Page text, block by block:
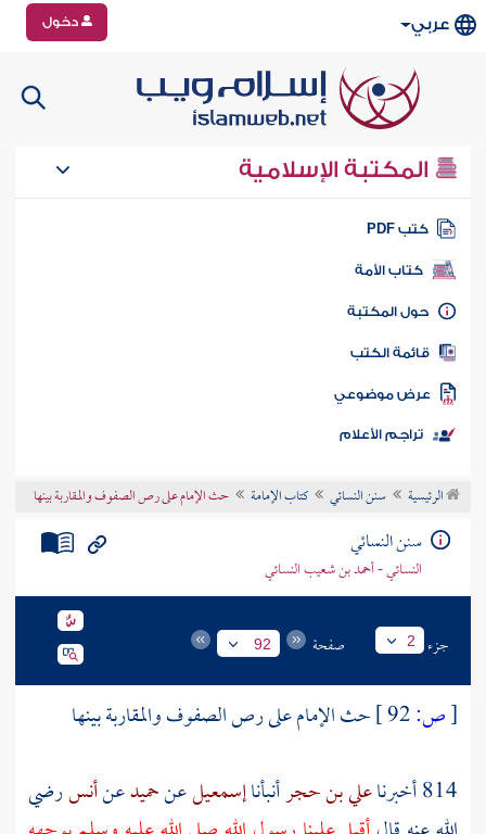
عربي دخول
المكتبة الإسلامية
كتب PDF
كتاب الأمة
المكتبة
الكتب
موضوعي
تراجم الأعلام
الرئيسية سنن النسائي كتاب الإمامة حث الإمام على رص الصفوف والمقاربة بينها
سنن النسائي
النسائي - أحمد بن شعيب النسائي
جزء 2 صفحة 92
[ص:
حث الإمام على رص الصفوف والمقاربة بينها
814 أخبرنا
علي بن حجرأنبأناإسمعيلعنحميدعنأنسرضي